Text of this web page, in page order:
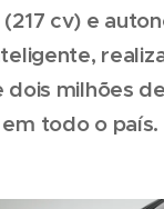
cv) e
dois milhões
todo o país.